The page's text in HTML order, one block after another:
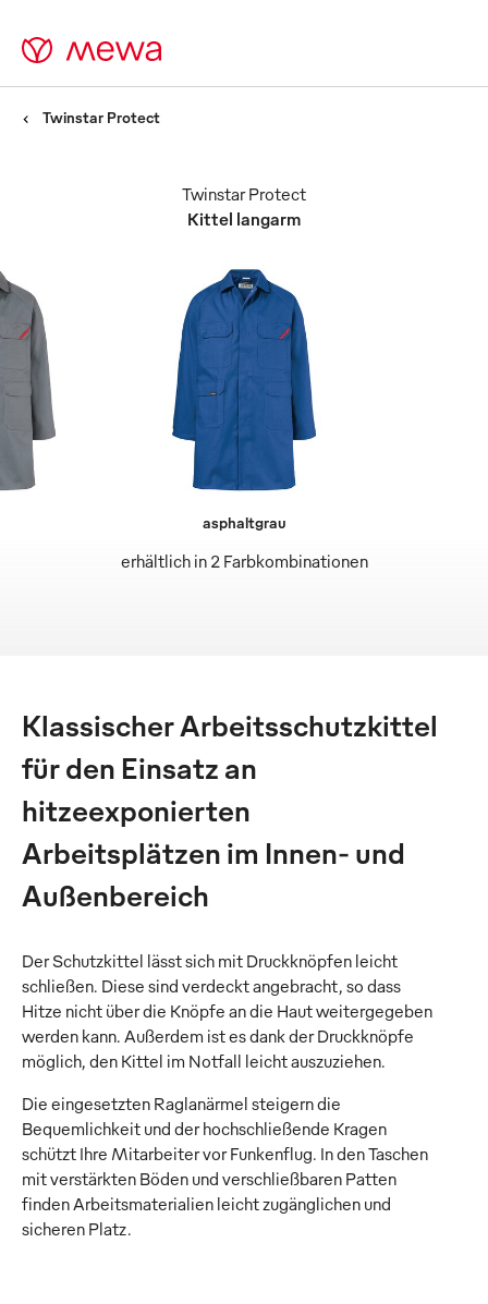
Twinstar Protect
Kittel langarm
Twinstar Protect
erhältlich in 2 Farbkombinationen
asphaltgrau
Klassischer Arbeitsschutzkittel
für den Einsatz an
hitzeexponierten
Arbeitsplätzen im Innen- und
Außenbereich
Der Schutzkittel lässt sich mit Druckknöpfen leicht
schließen. Diese sind verdeckt angebracht, so dass
Hitze nicht über die Knöpfe an die Haut weitergegeben
werden kann. Außerdem ist es dank der Druckknöpfe
möglich, den Kittel im Notfall leicht auszuziehen.
Die eingesetzten Raglanärmel steigern die
Bequemlichkeit und der hochschließende Kragen
schützt Ihre Mitarbeiter vor Funkenflug. In den Taschen
mit verstärkten Böden und verschließbaren Patten
finden Arbeitsmaterialien leicht zugänglichen und
sicheren Platz.